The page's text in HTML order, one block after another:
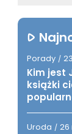
Porady /
Kim jest
książki
Uroda / 26